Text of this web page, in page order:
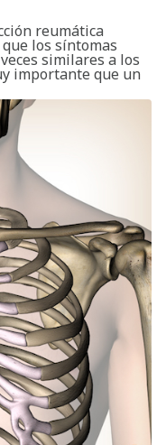
reumática
los síntomas
similares a los
importante que un